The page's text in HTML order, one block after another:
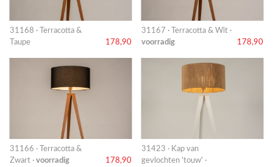
31168 · Terracotta &
Taupe
178,90
31167 · Terracotta & Wit ·
voorradig
178,90
31166 · Terracotta &
Zwart · voorradig 178,90
31423 · Kap van
gevlochten 'touw' ·